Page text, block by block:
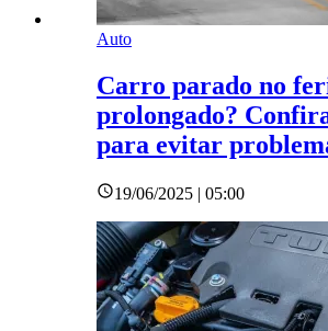
Auto
Carro parado no
prolongado?
para evitar
19/06/2025 | 05:00